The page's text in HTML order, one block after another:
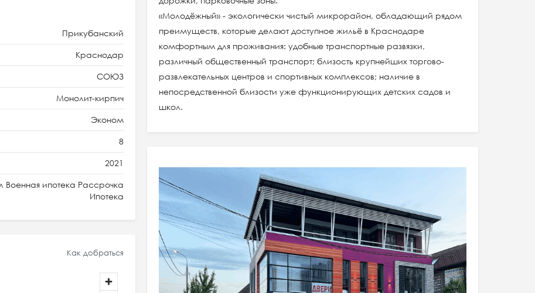
«Молодёжный» - экологически чистый микрорайон, обладающий рядом
преимуществ, которые делают доступное жильё в Краснодаре
комфортным для проживания: удобные транспортные развязки,
различный общественный транспорт; близость крупнейших торгово-
развлекательных центров и спортивных комплексов; наличие в
непосредственной близости уже функционирующих детских садов и
школ.
Прикубанский
Краснодар
СОЮЗ
Монолит-кирпич
Эконом
8
2021
Военная ипотека Рассрочка
Ипотека
Как добраться